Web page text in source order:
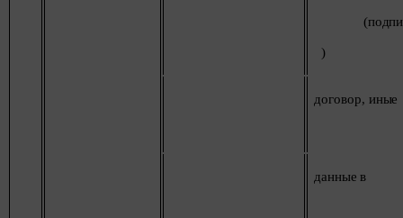
)
договор, иные
данные в